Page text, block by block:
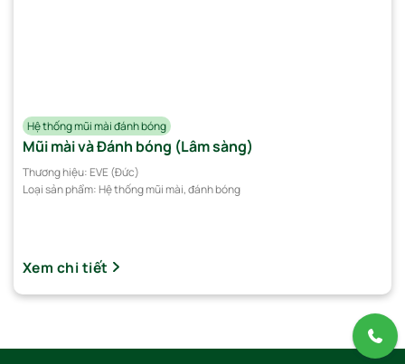
Hệ thống mũi mài đánh bóng
Mũi mài và Đánh bóng (Lâm sàng)
Thương hiệu: EVE (Đức)
Loại sản phẩm: Hệ thống mũi mài, đánh bóng
Xem chi tiết